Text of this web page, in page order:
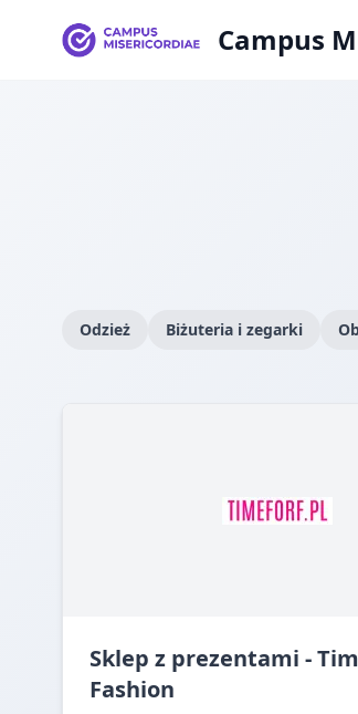
Campus
Odzież Biżuteria i zegarki
Sklep z prezentami -
Fashion